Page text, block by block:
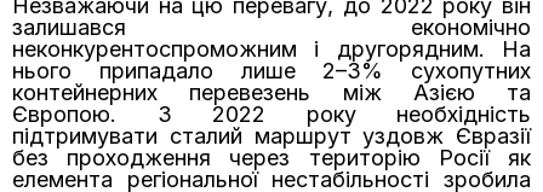
Незважаючи на цю перевагу, до 2022 року він
залишався економічно
неконкурентоспроможним і другорядним. На
нього припадало лише 2–3% сухопутних
контейнерних перевезень між Азією та
Європою. З 2022 року необхідність
підтримувати сталий маршрут уздовж Євразії
без проходження через територію Росії як
елемента регіональної нестабільності зробила